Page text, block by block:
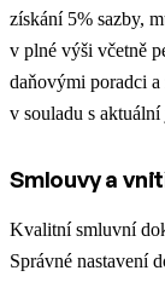
získání 5% sazby,
v plné výši včetně
daňovými poradci
v souladu s
Smlouvy a
Kvalitní smluvní
Správné nastavení